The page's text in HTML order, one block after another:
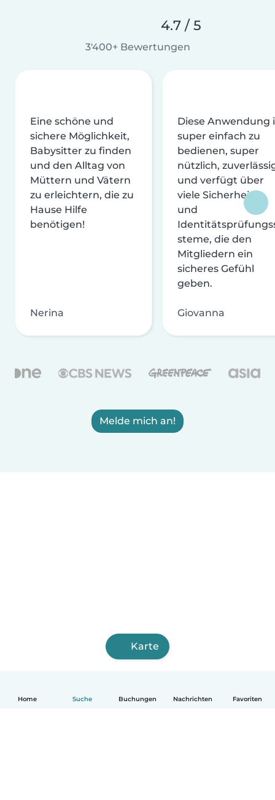
Home Suche Buchungen Nachrichten Favoriten
4.7 / 5
3'400+ Bewertungen
Eine schöne und
sichere Möglichkeit,
Babysitter zu finden
und den Alltag von
Müttern und Vätern
zu erleichtern, die zu
Hause Hilfe
benötigen!
Nerina
Diese Anwendung
super einfach zu
bedienen, super
nützlich,
und verfügt über
viele Sicherheits-
und
steme, die den
Mitgliedern ein
sicheres Gefühl
geben.
Giovanna
Melde mich an!
Karte